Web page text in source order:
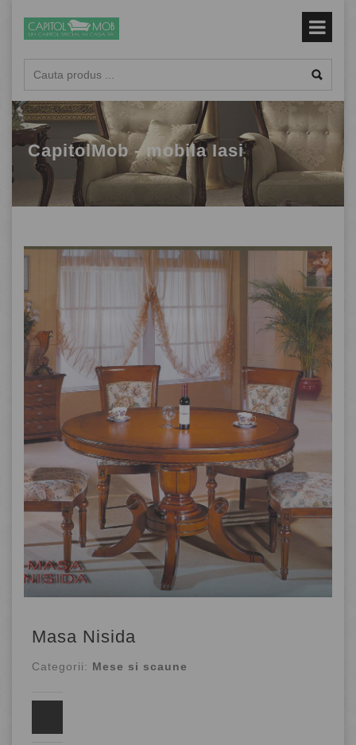
CapitolMob - mobila Iasi
Masa Nisida
Categorii: Mese si scaune